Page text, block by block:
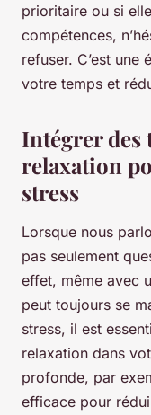
prioritaire ou si
compétences,
refuser. C’est
votre temps et
Intégrer des
relaxation
stress
Lorsque nous
pas seulement
effet, même avec
peut toujours se
stress, il est
relaxation dans
profonde, par
efficace pour